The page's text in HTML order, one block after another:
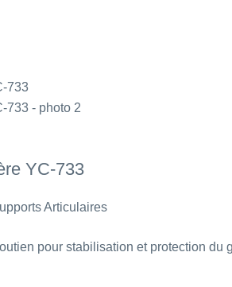
YC-733
Articulaires
pour stabilisation et protection